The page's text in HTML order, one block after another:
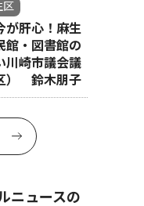
区
肝心！麻生
館・図書館の
崎市議会議
） 鈴木朋子
ニュースの